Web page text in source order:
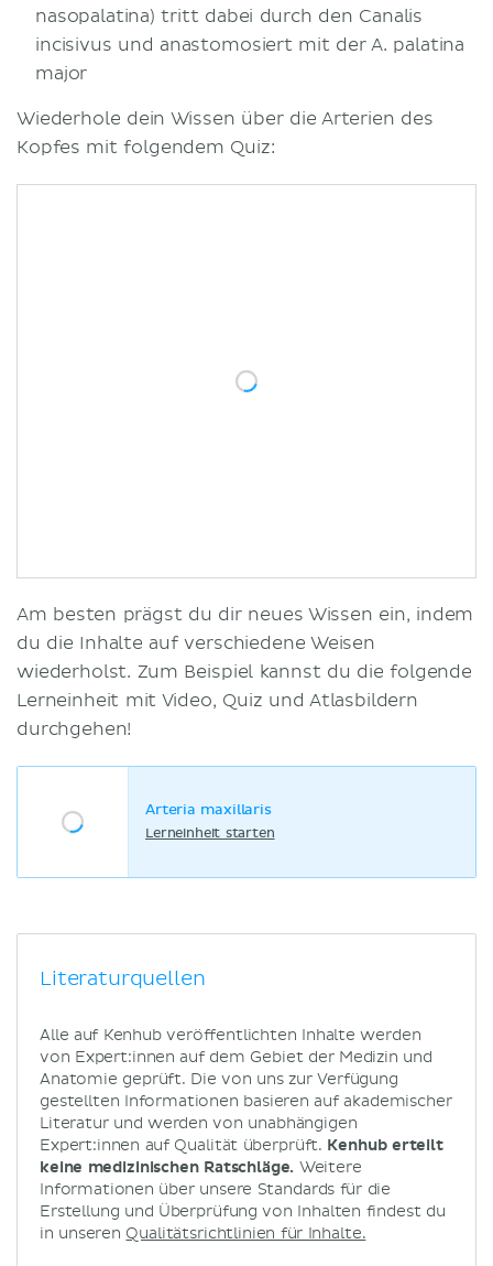
nasopalatina) tritt dabei durch den Canalis
incisivus und anastomosiert mit der A. palatina
major
Wiederhole dein Wissen über die Arterien des
Kopfes mit folgendem Quiz:
Am besten prägst du dir neues Wissen ein, indem
du die Inhalte auf verschiedene Weisen
wiederholst. Zum Beispiel kannst du die folgende
Lerneinheit mit Video, Quiz und Atlasbildern
durchgehen!
Arteria maxillaris
Lerneinheit starten
Literaturquellen
Alle auf Kenhub veröffentlichten Inhalte werden
von Expert:innen auf dem Gebiet der Medizin und
Anatomie geprüft. Die von uns zur Verfügung
gestellten Informationen basieren auf akademischer
Literatur und werden von unabhängigen
Expert:innen auf Qualität überprüft. Kenhub erteilt
keine medizinischen Ratschläge. Weitere
Informationen über unsere Standards für die
Erstellung und Überprüfung von Inhalten findest du
in unseren Qualitätsrichtlinien für Inhalte.